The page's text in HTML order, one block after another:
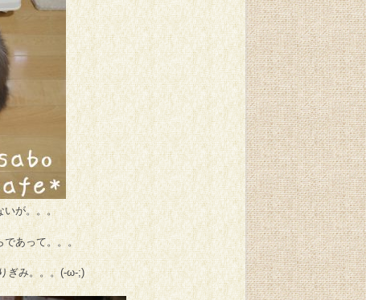
いが。。。
であって。。。
ぎみ。。。(-ω-;)